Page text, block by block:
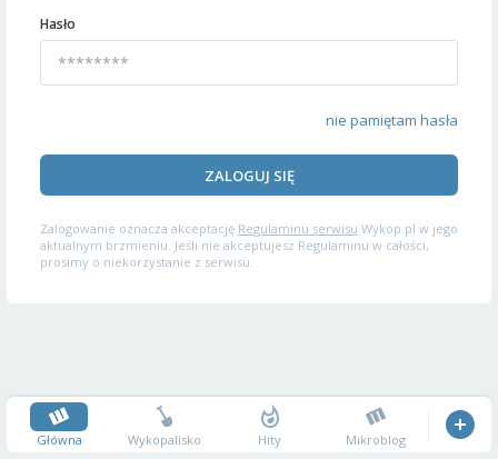
Hasło
nie pamiętam hasła
ZALOGUJ SIĘ
Zalogowanie oznacza akceptację Regulaminu serwisu Wykop.pl w jego
aktualnym brzmieniu. Jeśli nie akceptujesz Regulaminu w całości,
prosimy o niekorzystanie z serwisu.
Główna Wykopalisko Hity Mikroblog